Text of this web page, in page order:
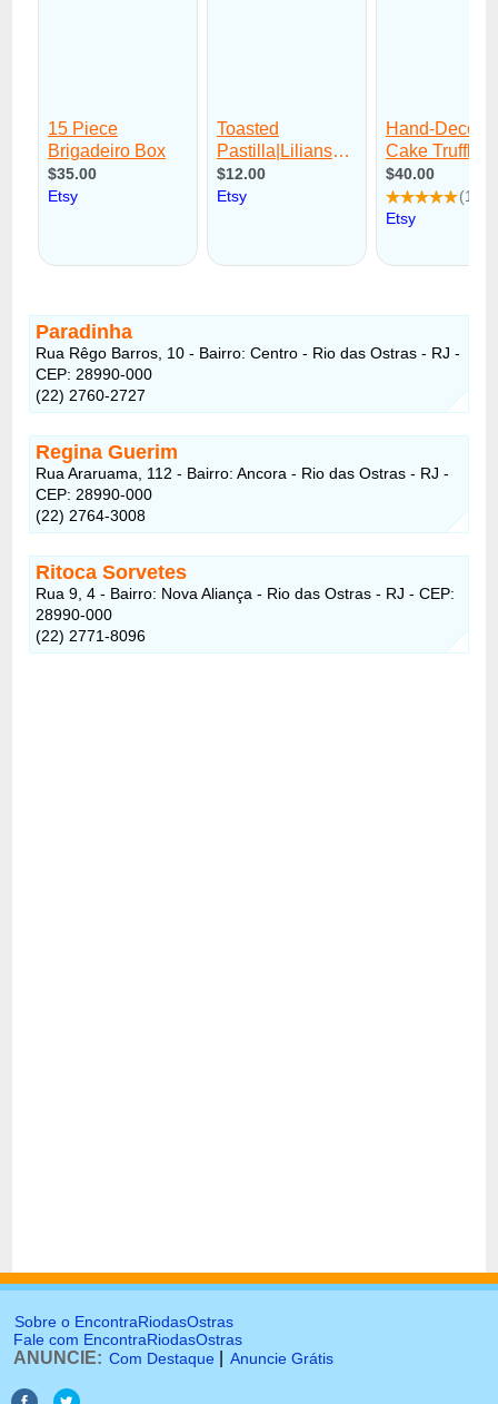
Paradinha
Rua Rêgo Barros, 10 - Bairro: Centro - Rio das Ostras - RJ -
CEP: 28990-000
(22) 2760-2727
Regina Guerim
Rua Araruama, 112 - Bairro: Ancora - Rio das Ostras - RJ -
CEP: 28990-000
(22) 2764-3008
Ritoca Sorvetes
Rua 9, 4 - Bairro: Nova Aliança - Rio das Ostras - RJ - CEP:
28990-000
(22) 2771-8096
Sobre o EncontraRiodasOstras
Fale com EncontraRiodasOstras
ANUNCIE: Com Destaque Anuncie Grátis